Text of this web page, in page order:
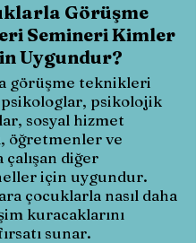
Görüşme
Semineri Kimler
Uygundur?
görüşme teknikleri
psikolojik
sosyal hizmet
öğretmenler ve
diğer
için uygundur.
çocuklarla nasıl daha
kuracaklarını
sunar.